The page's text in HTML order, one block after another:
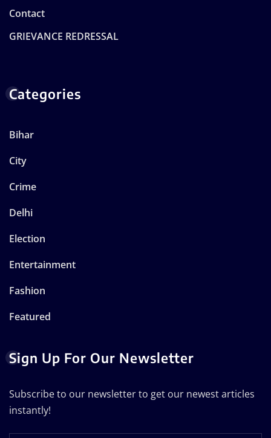
Contact
GRIEVANCE REDRESSAL
Categories
Bihar
City
Crime
Delhi
Election
Entertainment
Fashion
Featured
Sign Up For Our Newsletter
Subscribe to our newsletter to get our newest articles
instantly!